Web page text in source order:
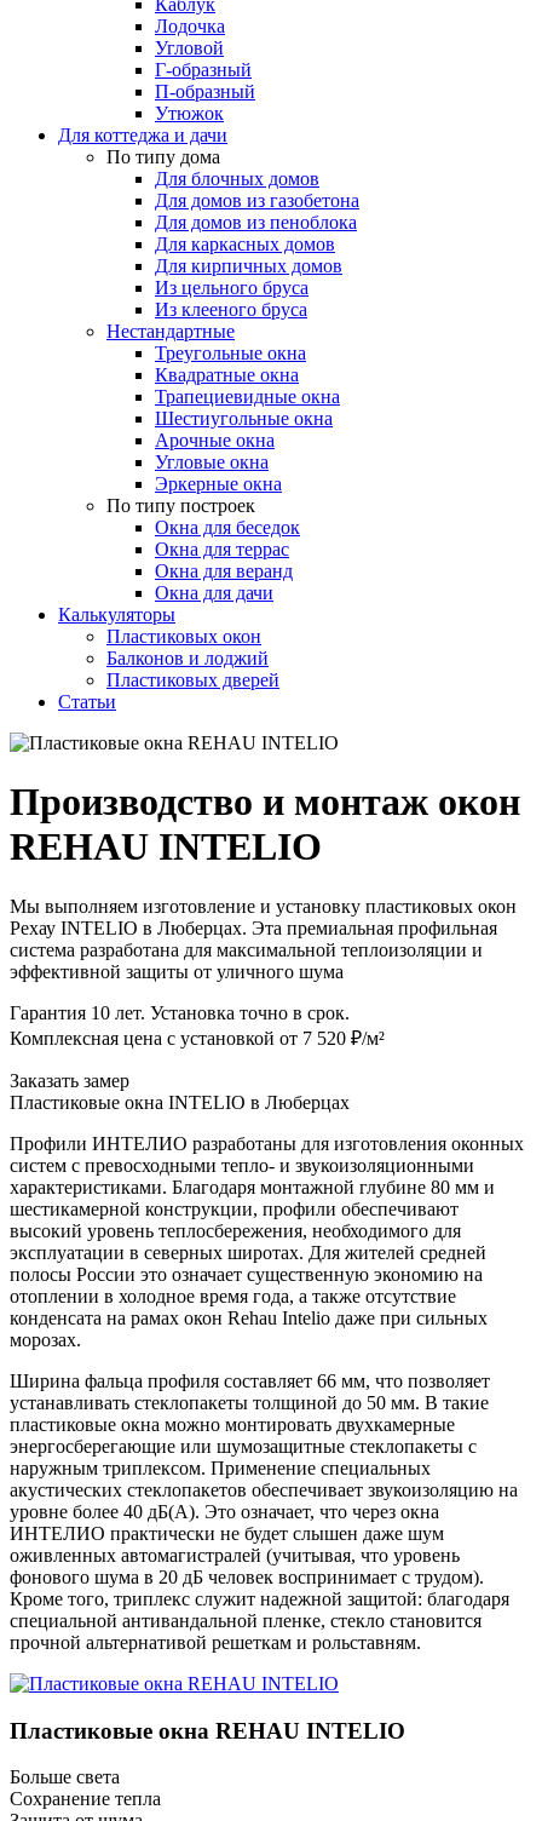
Каблук
Лодочка
Угловой
Г-образный
П-образный
Утюжок
Для коттеджа и дачи
По типу дома
Для блочных домов
Для домов из газобетона
Для домов из пеноблока
Для каркасных домов
Для кирпичных домов
Из цельного бруса
Из клееного бруса
Нестандартные
Треугольные окна
Квадратные окна
Трапециевидные окна
Шестиугольные окна
Арочные окна
Угловые окна
Эркерные окна
По типу построек
Окна для беседок
Окна для террас
Окна для веранд
Окна для дачи
Калькуляторы
Пластиковых окон
Балконов и лоджий
Пластиковых дверей
Статьи
Производство и монтаж окон
REHAU INTELIO
Мы выполняем изготовление и установку пластиковых окон
Рехау INTELIO в Люберцах. Эта премиальная профильная
система разработана для максимальной теплоизоляции и
эффективной защиты от уличного шума
Гарантия 10 лет. Установка точно в срок.
Комплексная цена с установкой от 7 520 ₽/м²
Заказать замер
Пластиковые окна INTELIO в Люберцах
Профили ИНТЕЛИО разработаны для изготовления оконных
систем с превосходными тепло- и звукоизоляционными
характеристиками. Благодаря монтажной глубине 80 мм и
шестикамерной конструкции, профили обеспечивают
высокий уровень теплосбережения, необходимого для
эксплуатации в северных широтах. Для жителей средней
полосы России это означает существенную экономию на
отоплении в холодное время года, а также отсутствие
конденсата на рамах окон Rehau Intelio даже при сильных
морозах.
Ширина фальца профиля составляет 66 мм, что позволяет
устанавливать стеклопакеты толщиной до 50 мм. В такие
пластиковые окна можно монтировать двухкамерные
энергосберегающие или шумозащитные стеклопакеты с
наружным триплексом. Применение специальных
акустических стеклопакетов обеспечивает звукоизоляцию на
уровне более 40 дБ(А). Это означает, что через окна
ИНТЕЛИО практически не будет слышен даже шум
оживленных автомагистралей (учитывая, что уровень
фонового шума в 20 дБ человек воспринимает с трудом).
Кроме того, триплекс служит надежной защитой: благодаря
специальной антивандальной пленке, стекло становится
прочной альтернативой решеткам и рольставням.
Пластиковые окна REHAU INTELIO
Больше света
Сохранение тепла